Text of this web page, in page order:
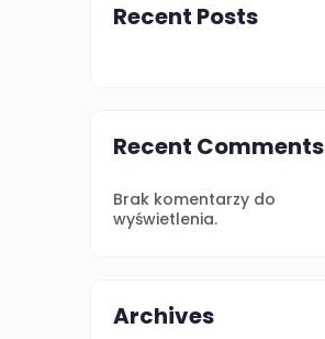
Recent Posts
Recent Comments
Brak komentarzy do
wyświetlenia.
Archives